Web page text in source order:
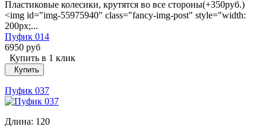
Пластиковые колесики, крутятся во все стороны(+350руб.)
<img id="img-55975940" class="fancy-img-post" style="width:
200px;...
Пуфик 014
6950 руб
Купить в 1 клик
Купить
Пуфик 037
Длина: 120